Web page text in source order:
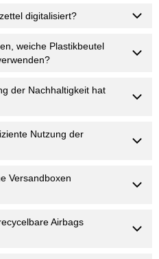
digitalisiert?
weiche Plastikbeutel
der Nachhaltigkeit hat
Nutzung der
Versandboxen
Airbags